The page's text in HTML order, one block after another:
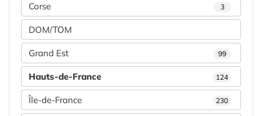
Corse 3
DOM/TOM
Grand Est 99
Hauts-de-France 124
Île-de-France 230